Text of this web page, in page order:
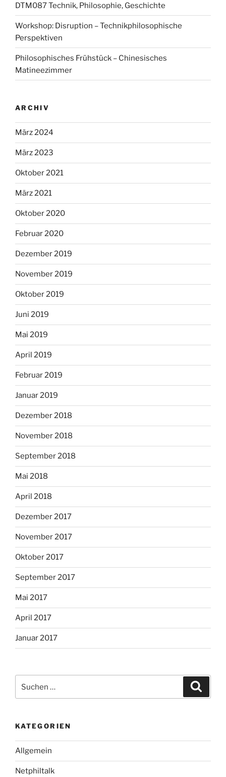
DTM087 Technik, Philosophie, Geschichte
Workshop: Disruption – Technikphilosophische
Perspektiven
Philosophisches Frühstück – Chinesisches
Matineezimmer
ARCHIV
März 2024
März 2023
Oktober 2021
März 2021
Oktober 2020
Februar 2020
Dezember 2019
November 2019
Oktober 2019
Juni 2019
Mai 2019
April 2019
Februar 2019
Januar 2019
Dezember 2018
November 2018
September 2018
Mai 2018
April 2018
Dezember 2017
November 2017
Oktober 2017
September 2017
Mai 2017
April 2017
Januar 2017
nach:
KATEGORIEN
Allgemein
Netphiltalk